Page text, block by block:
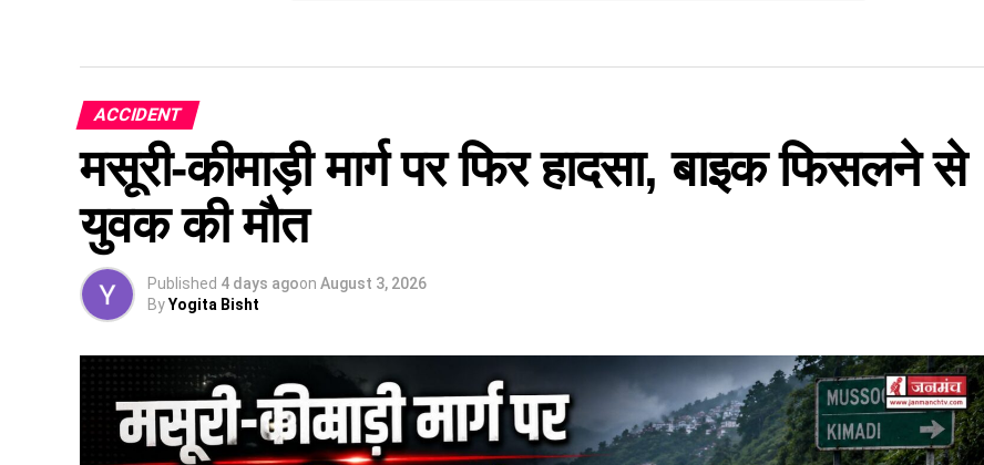
ACCIDENT
मसूरी-कीमाड़ी मार्ग पर फिर हादसा, बाइक फिसलने से
युवक की मौत
Published 4 days agoon August 3, 2026
ByYogita Bisht